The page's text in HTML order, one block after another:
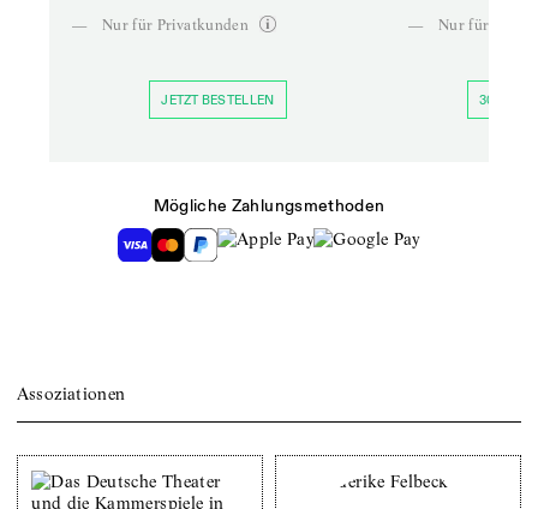
— Nur für Privatkunden
JETZT BESTELLEN
— Nur für
30 TAGE
Mögliche Zahlungsmethoden
Assoziationen